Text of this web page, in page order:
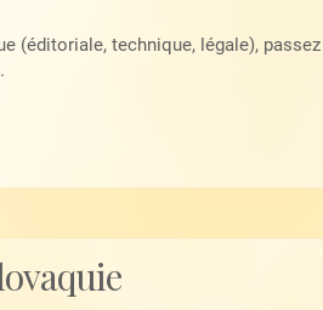
(éditoriale, technique, légale),
.